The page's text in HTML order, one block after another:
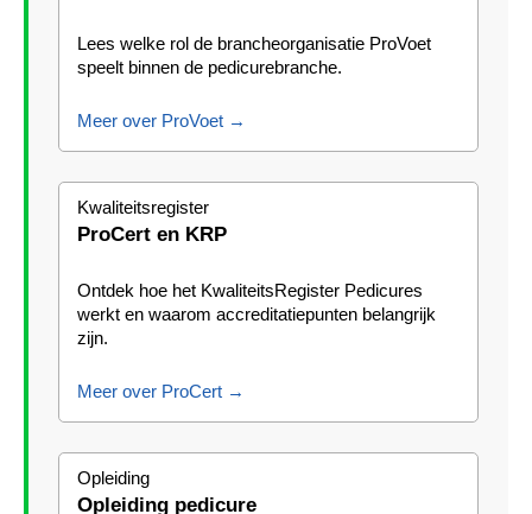
Lees welke rol de brancheorganisatie ProVoet
speelt binnen de pedicurebranche.
Meer over ProVoet →
Kwaliteitsregister
ProCert en KRP
Ontdek hoe het KwaliteitsRegister Pedicures
werkt en waarom accreditatiepunten belangrijk
zijn.
Meer over ProCert →
Opleiding
Opleiding pedicure